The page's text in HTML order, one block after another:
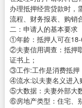
办理抵押经营贷款时，
流程、财务报表、购销
二：申请人的基本要求
①年龄：抵押人可在18-
②夫妻信用调查：抵押
证书上；
③工作:工作是消费抵押
④流水:以夫妻名义进入
⑤大数据：夫妻外部大
⑥房地产类型：住宅、